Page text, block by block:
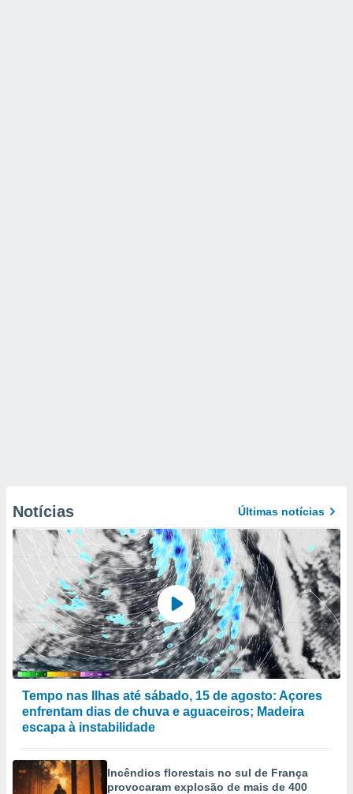
Notícias Últimas notícias
Tempo nas Ilhas até sábado, 15 de agosto: Açores
enfrentam dias de chuva e aguaceiros; Madeira
escapa à instabilidade
Incêndios florestais no sul de França
provocaram explosão de mais de 400